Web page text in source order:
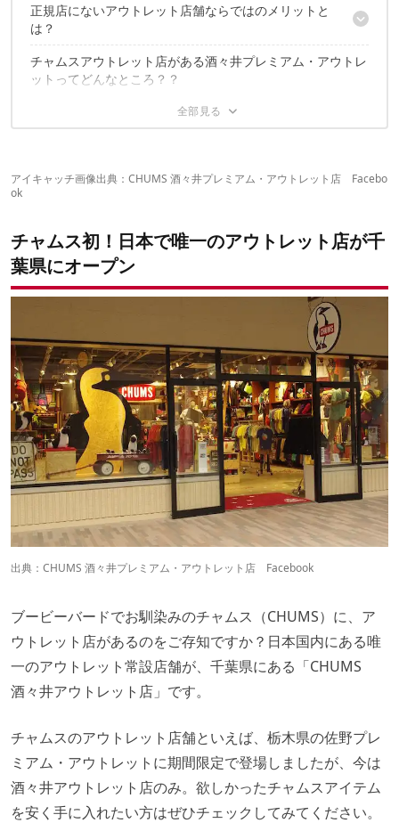
CHUMS酒々井アウトレット店の基本情報
正規店にないアウトレット店舗ならではのメリットと
は？
CHUMS酒々井アウトレット店の情報はブログやFacebookをチェ
ック！
チャムスアウトレット店がある酒々井プレミアム・アウトレ
ットってどんなところ？？
実際どうだった？チャムスアウトレット店の感想をチェック
アイキャッチ画像出典： CHUMS 酒々井プレミアム・アウトレット店 Facebo
ok
チャムス初！日本で唯一のアウトレット店が千
葉県にオープン
出典： CHUMS 酒々井プレミアム・アウトレット店 Facebook
ブービーバードでお馴染みのチャムス（CHUMS）に、ア
ウトレット店があるのをご存知ですか？日本国内にある唯
一のアウトレット常設店舗が、千葉県にある「CHUMS
酒々井アウトレット店」です。
チャムスのアウトレット店舗といえば、栃木県の佐野プレ
ミアム・アウトレットに期間限定で登場しましたが、今は
酒々井アウトレット店のみ。欲しかったチャムスアイテム
を安く手に入れたい方はぜひチェックしてみてください。